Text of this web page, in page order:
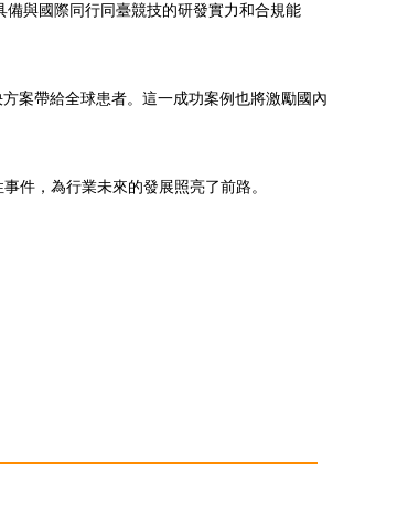
與國際同行同臺競技的研發實力和合規能
案帶給全球患者。這一成功案例也將激勵國內
件，為行業未來的發展照亮了前路。